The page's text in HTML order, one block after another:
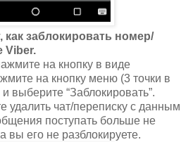
как заблокировать номер/
Viber.
на кнопку в виде
на кнопку меню (3 точки в
выберите “Заблокировать”.
удалить чат/переписку с данным
поступать больше не
вы его не разблокируете.